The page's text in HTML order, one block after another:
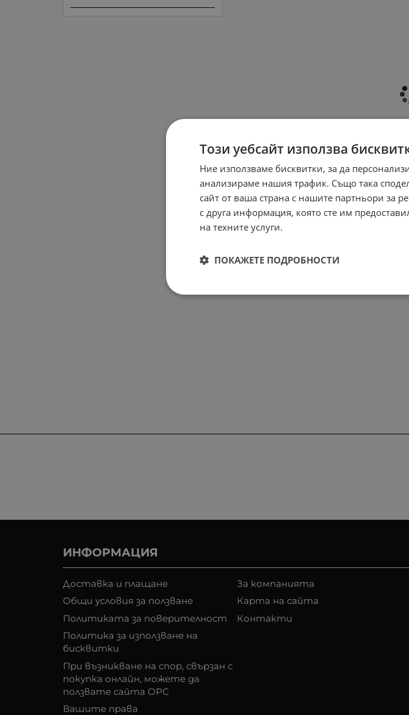
ИНФОРМАЦИЯ
Доставка и плащане
Общи условия за ползване
Политиката за поверителност
Политика за използване на
бисквитки
При възникване на спор, свързан с
покупка онлайн, можете да
ползвате сайта ОРС
Вашите права
За компанията
Карта на сайта
Контакти
Този уебсайт използва
Ние използваме бисквитки, за да
анализираме нашия трафик. Също така
сайт от ваша страна с нашите партньори за
с друга информация, която сте им
на техните услуги.
ПОКАЖЕТЕ ПОДРОБНОСТИ